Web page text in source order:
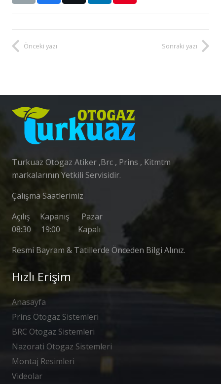
Önceki yazı Sonraki yazı
Turkuaz Otogaz Atiker ,Brc , Prins , Kitmtm
markalarının Yetkili Servisidir.
Çalışma Saatlerimiz
Açılış Kapanış Pazar
08:30 19:00 Kapalı
Resmi Bayram & Tatillerde Önceden Bilgi Alınız.
Hızlı Erişim
Anasayfa
Prins Otogaz Sistemleri
BRC Otogaz Sistemleri
Nazorati Otogaz Sistemleri
Montaj Resimleri
Videolar